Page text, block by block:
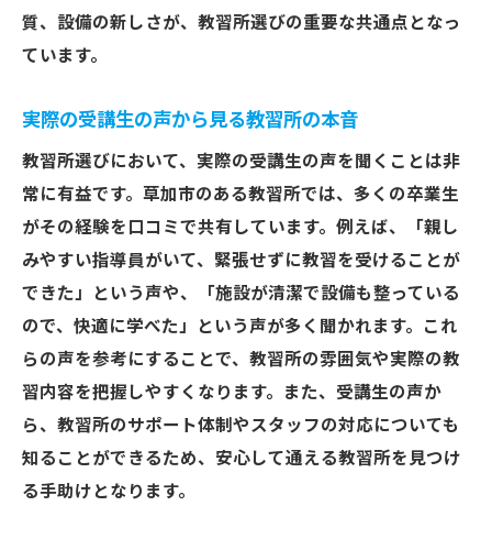
質、設備の新しさが、教習所選びの重要な共通点となっ
ています。
実際の受講生の声から見る教習所の本音
教習所選びにおいて、実際の受講生の声を聞くことは非
常に有益です。草加市のある教習所では、多くの卒業生
がその経験を口コミで共有しています。例えば、「親し
みやすい指導員がいて、緊張せずに教習を受けることが
できた」という声や、「施設が清潔で設備も整っている
ので、快適に学べた」という声が多く聞かれます。これ
らの声を参考にすることで、教習所の雰囲気や実際の教
習内容を把握しやすくなります。また、受講生の声か
ら、教習所のサポート体制やスタッフの対応についても
知ることができるため、安心して通える教習所を見つけ
る手助けとなります。